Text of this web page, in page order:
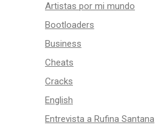
Artistas por mi mundo
Bootloaders
Business
Cheats
Cracks
English
Entrevista a Rufina Santana